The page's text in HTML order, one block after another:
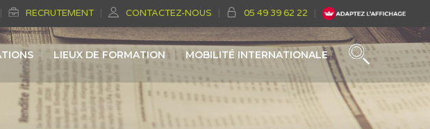
RECRUTEMENT CONTACTEZ-NOUS 05 49 39 62 22
LIEUX DE FORMATION MOBILITÉ INTERNATIONALE